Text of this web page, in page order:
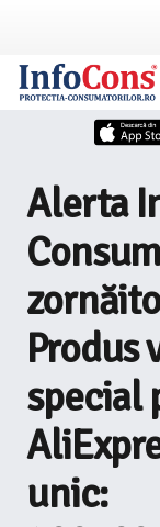
Alerta
Produs
special
unic: